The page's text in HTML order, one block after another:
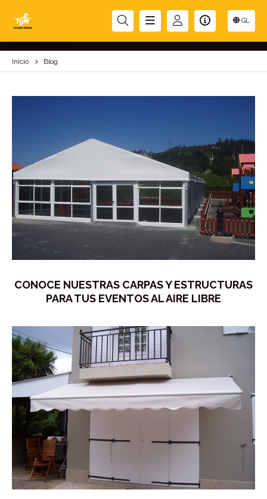
GL
BLOG
Inicio Blog
CONOCE NUESTRAS CARPAS Y ESTRUCTURAS
PARA TUS EVENTOS AL AIRE LIBRE